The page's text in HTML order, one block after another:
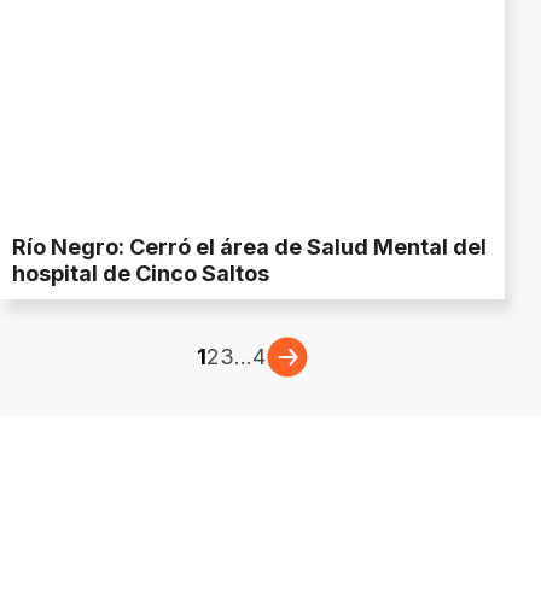
Río Negro: Cerró el área de Salud Mental del
hospital de Cinco Saltos
123...4